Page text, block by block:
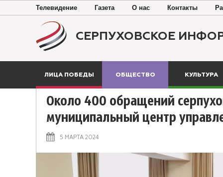
Телевидение Газета О нас Контакты
СЕРПУХОВСКОЕ
ЛИЦА ПОБЕДЫ ОБЩЕСТВО КУЛЬТУРА
Около 400 обращений
муниципальный центр
5 МАРТА 2024